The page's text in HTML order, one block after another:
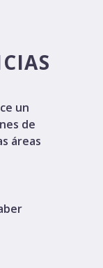
un
de
áreas